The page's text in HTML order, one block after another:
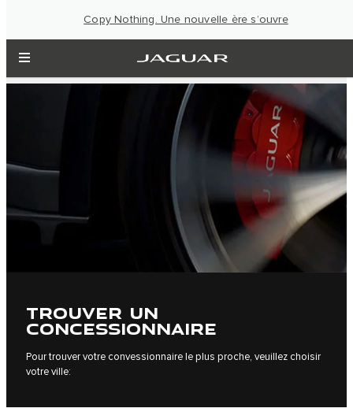
Copy Nothing. Une nouvelle ère s’ouvre
TROUVER UN
CONCESSIONNAIRE
Pour trouver votre convessionnaire le plus proche, veuillez choisir
votre ville: